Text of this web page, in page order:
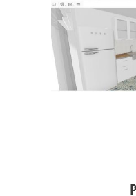
Кухни в программе